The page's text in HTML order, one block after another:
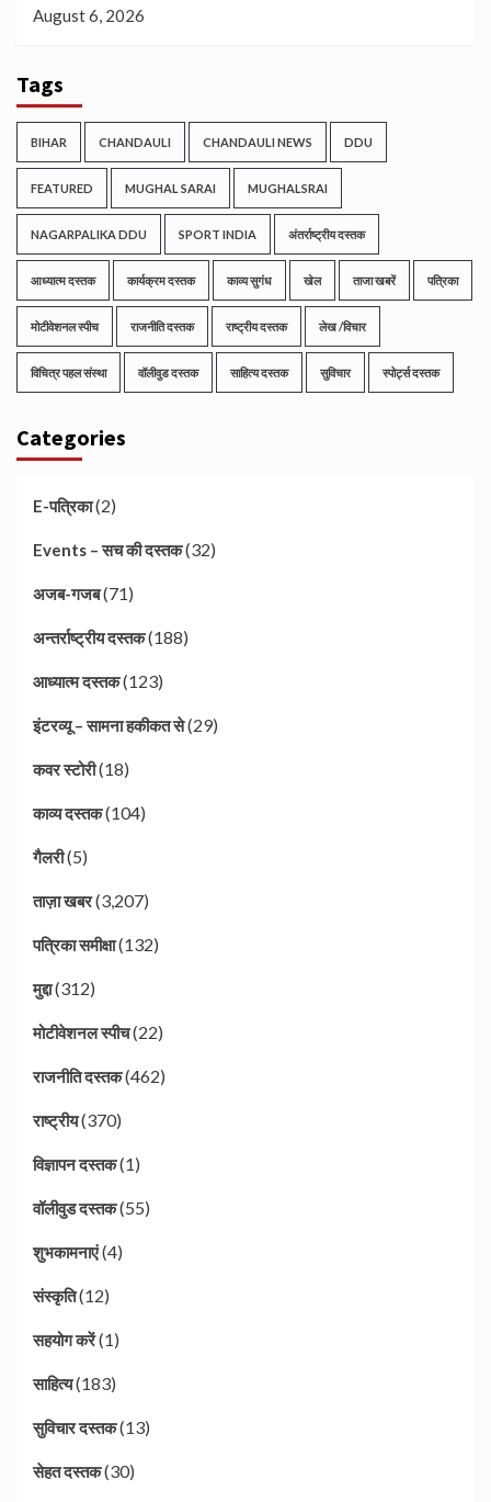
August 6, 2026
Tags
BIHAR CHANDAULI CHANDAULI NEWS DDU
FEATURED MUGHAL SARAI MUGHALSRAI
NAGARPALIKA DDU SPORT INDIA अंतर्राष्ट्रीय दस्तक
आध्यात्म दस्तक कार्यक्रम दस्तक काव्य सुगंध खेल ताजा खबरें पत्रिका
मोटीवेशनल स्पीच राजनीति दस्तक राष्ट्रीय दस्तक लेख /विचार
विचित्र पहल संस्था वॉलीवुड दस्तक साहित्य दस्तक सुविचार स्पोर्ट्स दस्तक
Categories
E-पत्रिका(2)
Events – सच की दस्तक(32)
अजब-गजब(71)
अन्तर्राष्ट्रीय दस्तक(188)
आध्यात्म दस्तक(123)
इंटरव्यू – सामना हकीकत से(29)
कवर स्टोरी(18)
काव्य दस्तक(104)
गैलरी(5)
ताज़ा खबर(3,207)
पत्रिका समीक्षा(132)
मुद्दा(312)
मोटीवेशनल स्पीच(22)
राजनीति दस्तक(462)
राष्ट्रीय(370)
विज्ञापन दस्तक(1)
वॉलीवुड दस्तक(55)
शुभकामनाएं(4)
संस्कृति(12)
सहयोग करें(1)
साहित्य(183)
सुविचार दस्तक(13)
सेहत दस्तक(30)